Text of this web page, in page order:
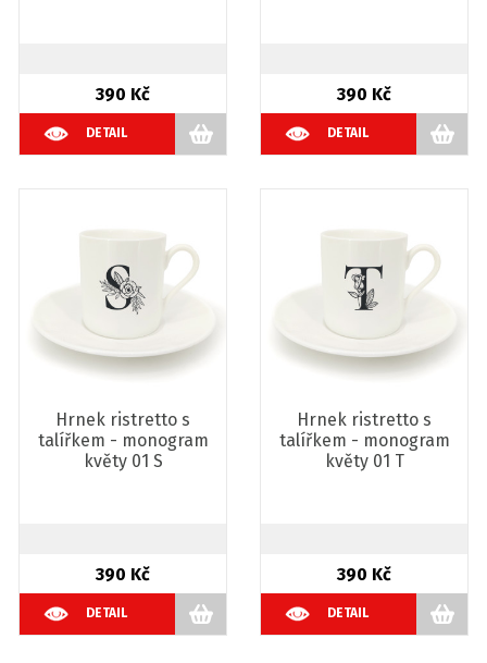
390 Kč
DETAIL
390 Kč
DETAIL
Hrnek ristretto s
talířkem - monogram
květy 01 S
390 Kč
DETAIL
Hrnek ristretto s
talířkem - monogram
květy 01 T
390 Kč
DETAIL